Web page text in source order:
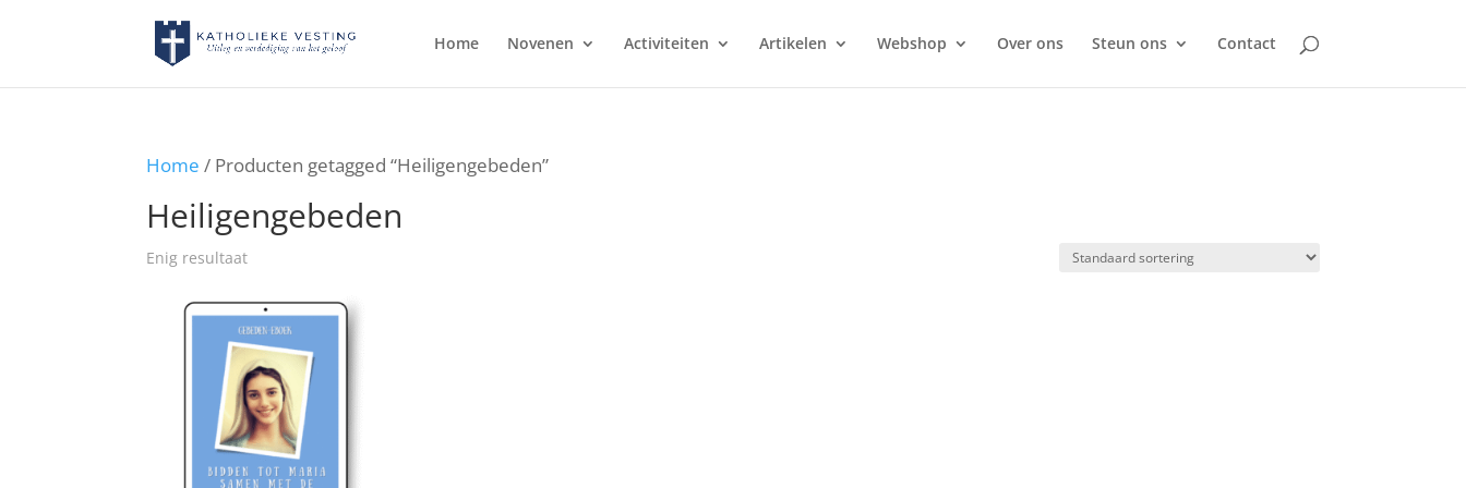
Home Novenen Activiteiten Artikelen Webshop Over ons Steun ons Contact
Home / Producten getagged “Heiligengebeden”
Heiligengebeden
Enig resultaat